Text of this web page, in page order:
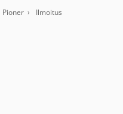
Pioner Ilmoitus